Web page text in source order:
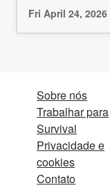
Fri April 24, 2026
Sobre nós
Trabalhar para
Survival
Privacidade e
cookies
Contato